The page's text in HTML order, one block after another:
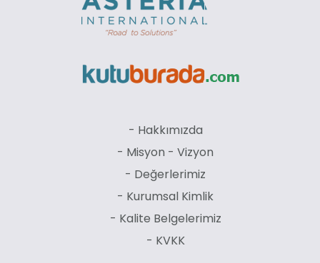
- Hakkımızda
- Misyon - Vizyon
- Değerlerimiz
- Kurumsal Kimlik
- Kalite Belgelerimiz
- KVKK